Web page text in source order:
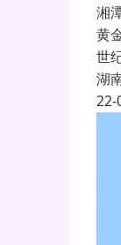
湘
黄
世
湖
22-